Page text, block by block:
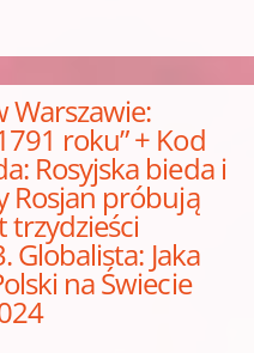
Warszawie:
roku” + Kod
Rosyjska bieda i
Rosjan próbują
trzydzieści
Globalista: Jaka
na Świecie